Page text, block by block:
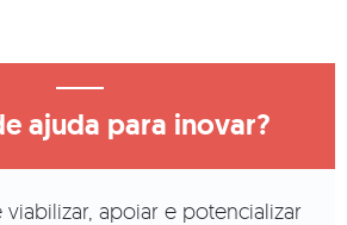
ajuda para inovar?
viabilizar, apoiar e potencializar